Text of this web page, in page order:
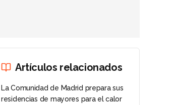
Artículos relacionados
La Comunidad de Madrid prepara sus
residencias de mayores para el calor